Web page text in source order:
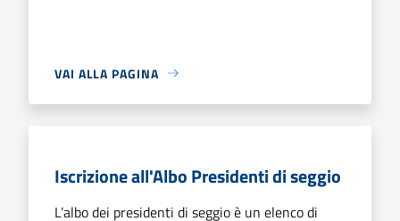
VAI ALLA PAGINA
Iscrizione all'Albo Presidenti di seggio
L’albo dei presidenti di seggio è un elenco di